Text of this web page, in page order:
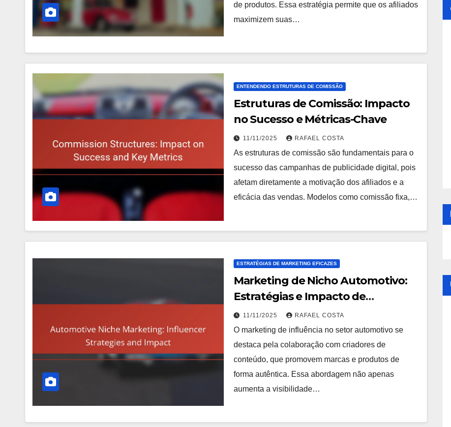
de produtos. Essa estratégia permite que os afiliados
maximizem suas…
ENTENDENDO ESTRUTURAS DE COMISSÃO
Estruturas de Comissão: Impacto
no Sucesso e Métricas-Chave
11/11/2025 RAFAEL COSTA
As estruturas de comissão são fundamentais para o
sucesso das campanhas de publicidade digital, pois
afetam diretamente a motivação dos afiliados e a
eficácia das vendas. Modelos como comissão fixa,…
ESTRATÉGIAS DE MARKETING EFICAZES
Marketing de Nicho Automotivo:
Estratégias e Impacto de
Influenciadores
11/11/2025 RAFAEL COSTA
O marketing de influência no setor automotivo se
destaca pela colaboração com criadores de
conteúdo, que promovem marcas e produtos de
forma autêntica. Essa abordagem não apenas
aumenta a visibilidade…